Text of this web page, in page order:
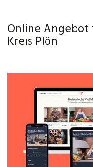
Online Angebot
Kreis Plön